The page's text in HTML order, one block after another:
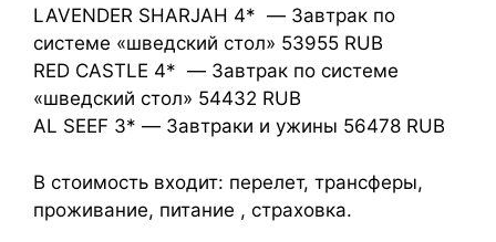
LAVENDER SHARJAH 4* — Завтрак по
системе «шведский стол» 53955 RUB
RED CASTLE 4* — Завтрак по системе
«шведский стол» 54432 RUB
AL SEEF 3* — Завтраки и ужины 56478 RUB
В стоимость входит: перелет, трансферы,
проживание, питание , страховка.